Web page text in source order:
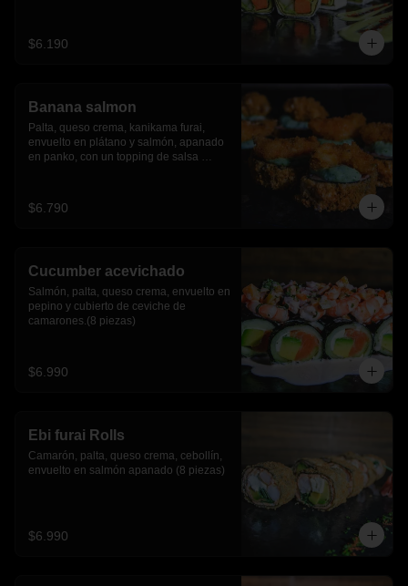
$6.190
Banana salmon
Palta, queso crema, kanikama furai,
envuelto en plátano y salmón, apanado
en panko, con un topping de salsa
$6.790
Cucumber acevichado
Salmón, palta, queso crema, envuelto en
pepino y cubierto de ceviche de
camarones.(8 piezas)
$6.990
Ebi furai Rolls
Camarón, palta, queso crema, cebollín,
envuelto en salmón apanado (8 piezas)
$6.990